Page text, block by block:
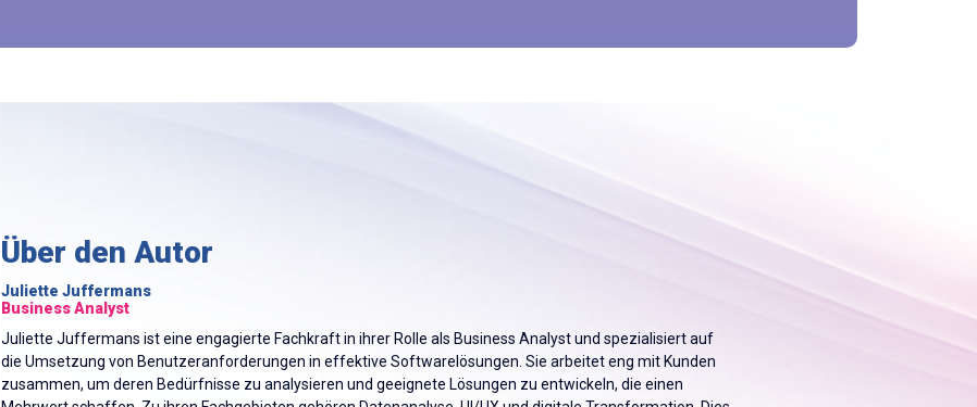
Über den Autor
Juliette Juffermans
Business Analyst
Juliette Juffermans ist eine engagierte Fachkraft in ihrer Rolle als Business Analyst und spezialisiert auf
die Umsetzung von Benutzeranforderungen in effektive Softwarelösungen. Sie arbeitet eng mit Kunden
zusammen, um deren Bedürfnisse zu analysieren und geeignete Lösungen zu entwickeln, die einen